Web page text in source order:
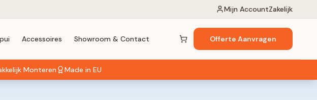
Mijn AccountZakelijk
Accessoires Showroom & Contact Winkelwagen (0items)
Offerte Aanvragen
Monteren Made in EU